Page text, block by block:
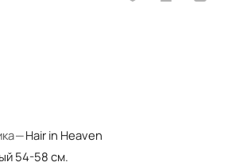
—Hair in Heaven
54-58 см.